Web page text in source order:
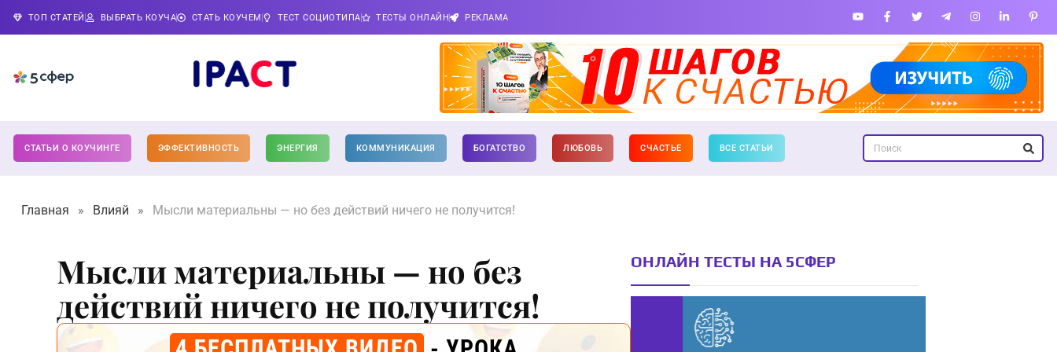
ТОП СТАТЕЙ ВЫБРАТЬ КОУЧА СТАТЬ КОУЧЕМ ТЕСТ СОЦИОТИПА ТЕСТЫ ОНЛАЙН РЕКЛАМА
СТАТЬИ О КОУЧИНГЕ ЭФФЕКТИВНОСТЬ ЭНЕРГИЯ КОММУНИКАЦИЯ БОГАТСТВО ЛЮБОВЬ СЧАСТЬЕ ВСЕ СТАТЬИ
Главная » Влияй » Мысли материальны — но без действий ничего не получится!
Мысли материальны — но без
действий ничего не получится!
ОНЛАЙН ТЕСТЫ НА 5СФЕР